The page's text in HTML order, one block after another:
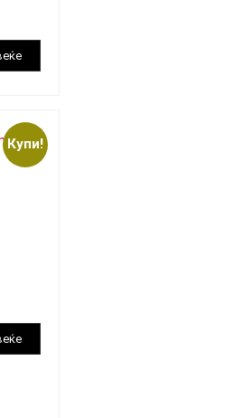
Купи!